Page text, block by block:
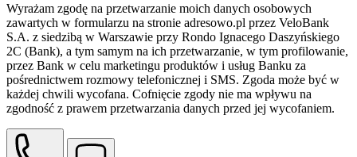
Wyrażam zgodę na przetwarzanie moich danych osobowych
zawartych w formularzu na stronie adresowo.pl przez VeloBank
S.A. z siedzibą w Warszawie przy Rondo Ignacego Daszyńskiego
2C (Bank), a tym samym na ich przetwarzanie, w tym profilowanie,
przez Bank w celu marketingu produktów i usług Banku za
pośrednictwem rozmowy telefonicznej i SMS. Zgoda może być w
każdej chwili wycofana. Cofnięcie zgody nie ma wpływu na
zgodność z prawem przetwarzania danych przed jej wycofaniem.